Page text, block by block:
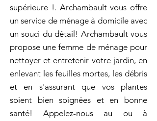
supérieure !. Archambault vous offre
un service de ménage à domicile avec
un souci du détail! Archambault vous
propose une femme de ménage pour
nettoyer et entretenir votre jardin, en
enlevant les feuilles mortes, les débris
et en s'assurant que vos plantes
soient bien soignées et en bonne
santé! Appelez-nous au ou à